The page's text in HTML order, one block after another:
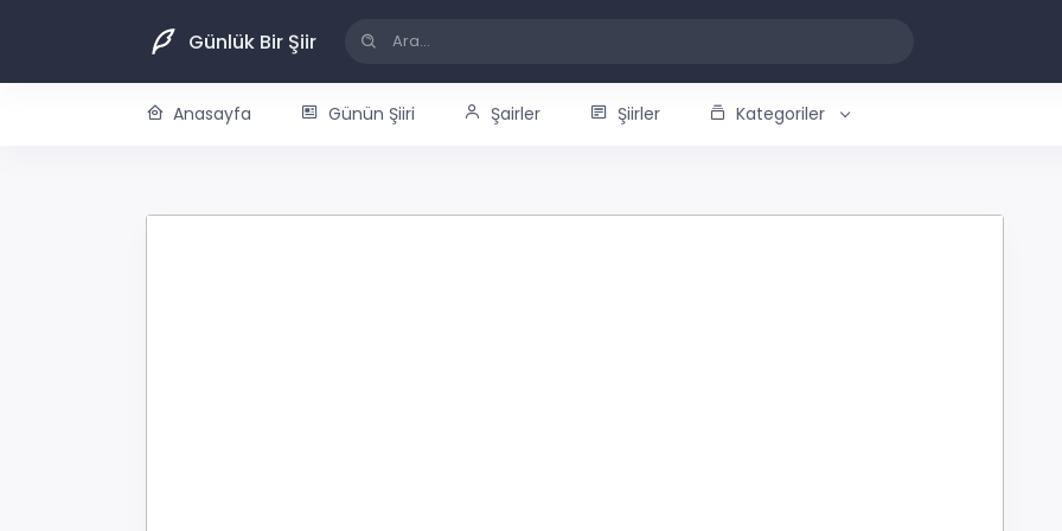
Günlük Bir Şiir
Anasayfa Günün Şiiri Şairler Şiirler Kategoriler